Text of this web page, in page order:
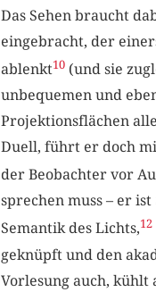
Das Sehen braucht
eingebracht, der
ablenkt10(und sie
unbequemen und
Projektionsflächen
Duell, führt er doch
der Beobachter vor
sprechen muss – er ist
Semantik des Lichts,12
geknüpft und den
Vorlesung auch, kühlt